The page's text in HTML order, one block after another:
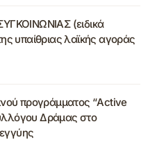
(ειδικά
υπαίθριας λαϊκής αγοράς
προγράμματος “Active
Δράμας στο